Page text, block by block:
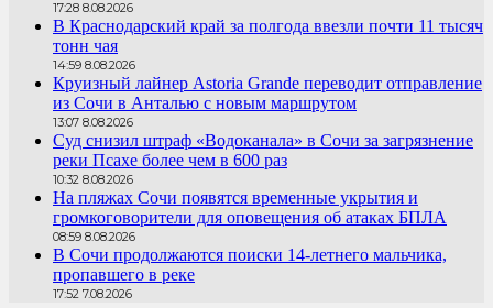
17:28 8.08.2026
В Краснодарский край за полгода ввезли почти 11 тысяч
тонн чая
14:59 8.08.2026
Круизный лайнер Astoria Grande переводит отправление
из Сочи в Анталью с новым маршрутом
13:07 8.08.2026
Суд снизил штраф «Водоканала» в Сочи за загрязнение
реки Псахе более чем в 600 раз
10:32 8.08.2026
На пляжах Сочи появятся временные укрытия и
громкоговорители для оповещения об атаках БПЛА
08:59 8.08.2026
В Сочи продолжаются поиски 14-летнего мальчика,
пропавшего в реке
17:52 7.08.2026